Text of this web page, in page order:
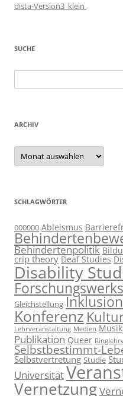
dista-Version3_klein
SUCHE
nach:
ARCHIV
Archiv
SCHLAGWÖRTER
000000 Ableismus
Behindertenpolitik
crip theory Deaf Studies
Disability
Gleichstellung Inklusion
Konferenz
Lehrveranstaltung Medien Musik
Publikation Queer
Selbstbestimmt-
Selbstvertretung Studie
Universität
Vernetzung